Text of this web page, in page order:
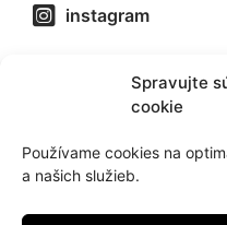
Spravujte
cookie
Používame cookies na
a našich služieb.
instagram
Dôležité odkazy
Servis
Katalóg 2025